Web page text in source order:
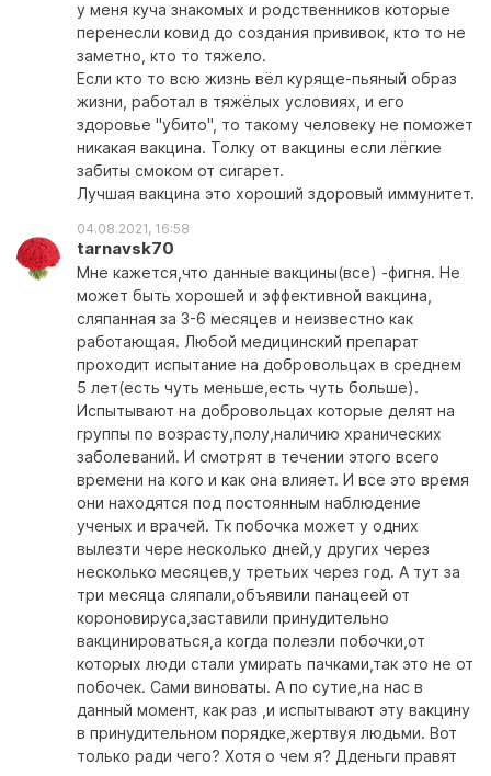
у меня куча знакомых и родственников которые
перенесли ковид до создания прививок, кто то не
заметно, кто то тяжело.
Если кто то всю жизнь вёл куряще-пьяный образ
жизни, работал в тяжёлых условиях, и его
здоровье "убито", то такому человеку не поможет
никакая вакцина. Толку от вакцины если лёгкие
забиты смоком от сигарет.
Лучшая вакцина это хороший здоровый иммунитет.
04.08.2021, 16:58
tarnavsk70
Мне кажется,что данные вакцины(все) -фигня. Не
может быть хорошей и эффективной вакцина,
сляпанная за 3-6 месяцев и неизвестно как
работающая. Любой медицинский препарат
проходит испытание на добровольцах в среднем
5 лет(есть чуть меньше,есть чуть больше).
Испытывают на добровольцах которые делят на
группы по возрасту,полу,наличию хранических
заболеваний. И смотрят в течении этого всего
времени на кого и как она влияет. И все это время
они находятся под постоянным наблюдение
ученых и врачей. Тк побочка может у одних
вылезти чере несколько дней,у других через
несколько месяцев,у третьих через год. А тут за
три месяца сляпали,объявили панацеей от
короновируса,заставили принудительно
вакцинироваться,а когда полезли побочки,от
которых люди стали умирать пачками,так это не от
побочек. Сами виноваты. А по сутие,на нас в
данный момент, как раз ,и испытывают эту вакцину
в принудительном порядке,жертвуя людьми. Вот
только ради чего? Хотя о чем я? Дденьги правят